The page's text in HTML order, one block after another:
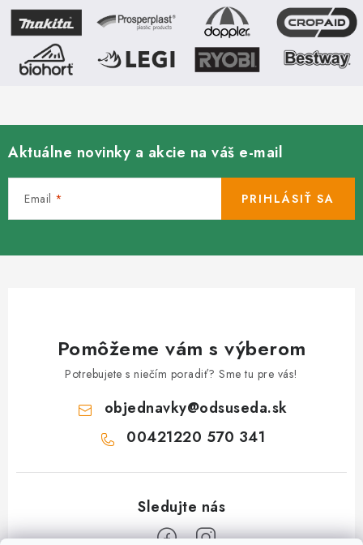
Aktuálne novinky a akcie na váš e-mail
Email PRIHLÁSIŤ SA
Pomôžeme vám s výberom
Potrebujete s niečím poradiť? Sme tu pre vás!
objednavky@odsuseda.sk
00421220 570 341